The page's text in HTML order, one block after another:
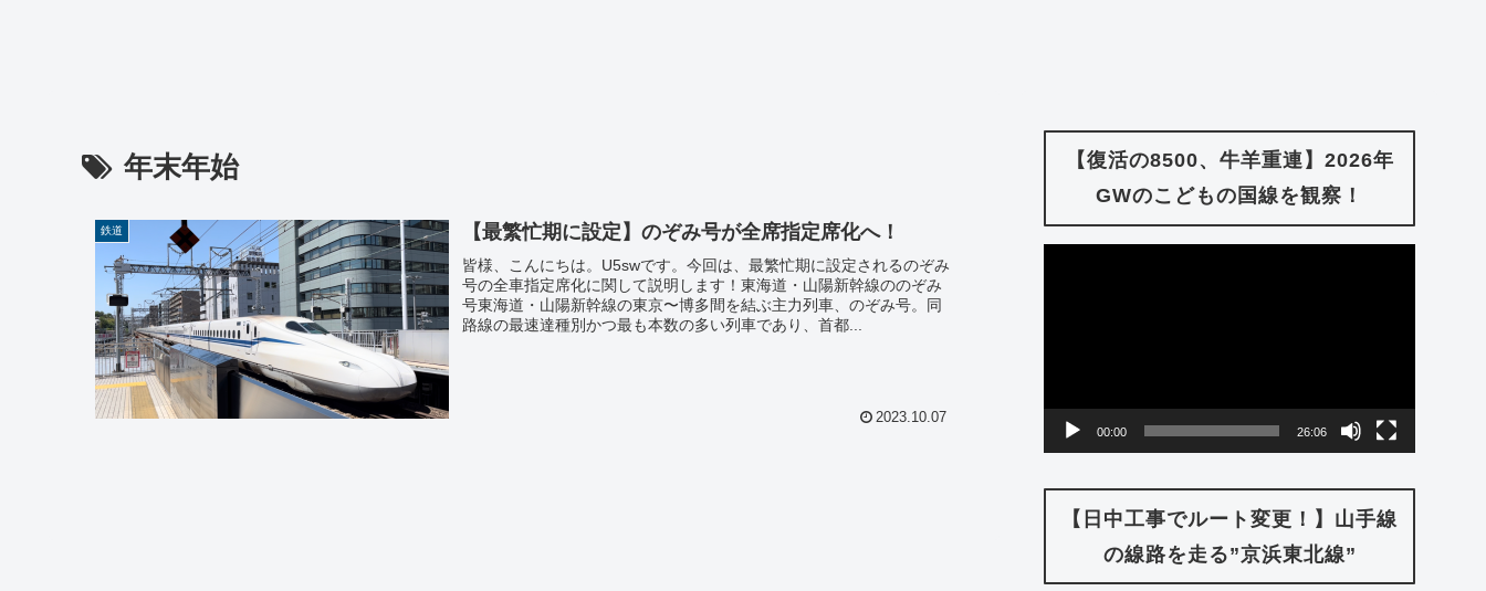
年末年始
鉄道 【最繁忙期に設定】のぞみ号が全席指定席化へ！
皆様、こんにちは。U5swです。今回は、最繁忙期に設定されるのぞみ
号の全車指定席化に関して説明します！東海道・山陽新幹線ののぞみ
号東海道・山陽新幹線の東京〜博多間を結ぶ主力列車、のぞみ号。同
路線の最速達種別かつ最も本数の多い列車であり、首都...
2023.10.07
【復活の8500、牛羊重連】2026年
GWのこどもの国線を観察！
00:00 26:06
【日中工事でルート変更！】山手線
の線路を走る”京浜東北線”